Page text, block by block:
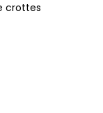
crottes